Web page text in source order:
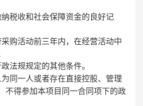
税收和社会保障资金的良好记
购活动前三年内，在经营活动中
法规规定的其他条件。
同一人或者存在直接控股、管理
不得参加本项目同一合同项下的政